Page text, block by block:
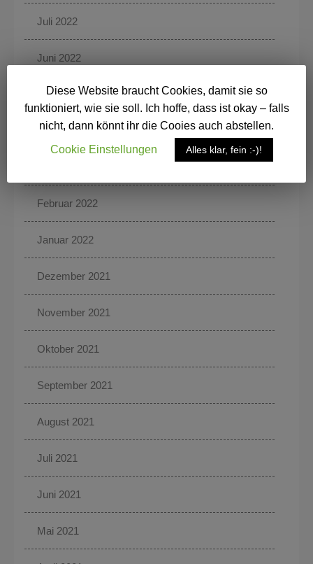
Juli 2022
Juni 2022
Mai 2022
April 2022
Februar 2022
Januar 2022
Dezember 2021
November 2021
Oktober 2021
September 2021
August 2021
Juli 2021
Juni 2021
Mai 2021
Diese Website braucht Cookies, damit sie so
funktioniert, wie sie soll. Ich hoffe, dass ist okay – falls
nicht, dann könnt ihr die Cooies auch abstellen.
Cookie Einstellungen
Alles klar, fein :-)!